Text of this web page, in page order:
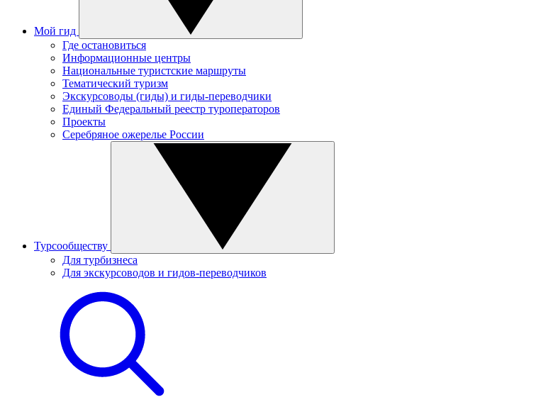
Мой гид
Где остановиться
Информационные центры
Национальные туристские маршруты
Тематический туризм
Экскурсоводы (гиды) и гиды-переводчики
Единый Федеральный реестр туроператоров
Проекты
Серебряное ожерелье России
Турсообществу
Для турбизнеса
Для экскурсоводов и гидов-переводчиков